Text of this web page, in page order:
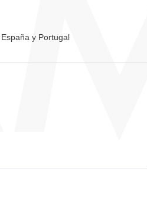
y Portugal